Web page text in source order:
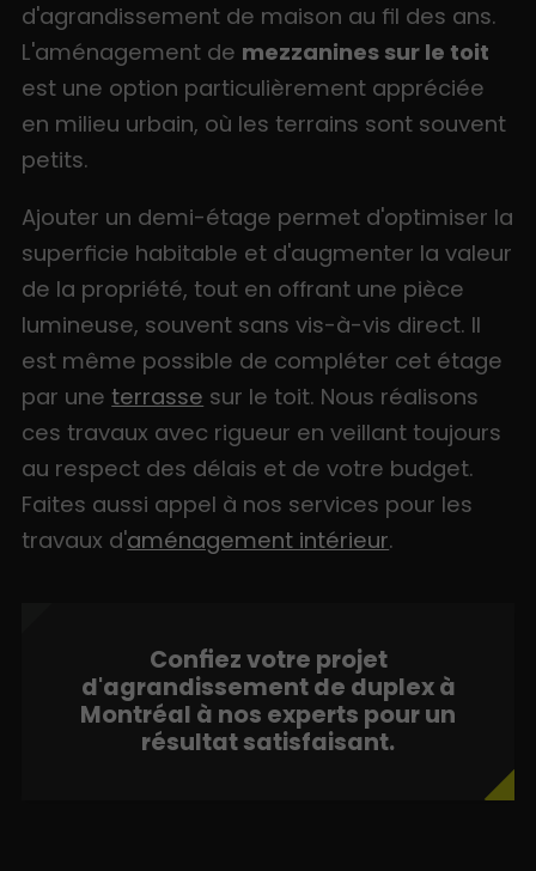
d'agrandissement de maison au fil des ans.
L'aménagement de mezzanines sur le toit
est une option particulièrement appréciée
en milieu urbain, où les terrains sont souvent
petits.
Ajouter un demi-étage permet d'optimiser la
superficie habitable et d'augmenter la valeur
de la propriété, tout en offrant une pièce
lumineuse, souvent sans vis-à-vis direct. Il
est même possible de compléter cet étage
par uneterrasse sur le toit. Nous réalisons
ces travaux avec rigueur en veillant toujours
au respect des délais et de votre budget.
Faites aussi appel à nos services pour les
travaux d'aménagement intérieur.
Confiez votre projet
d'agrandissement de duplex à
Montréal à nos experts pour un
résultat satisfaisant.